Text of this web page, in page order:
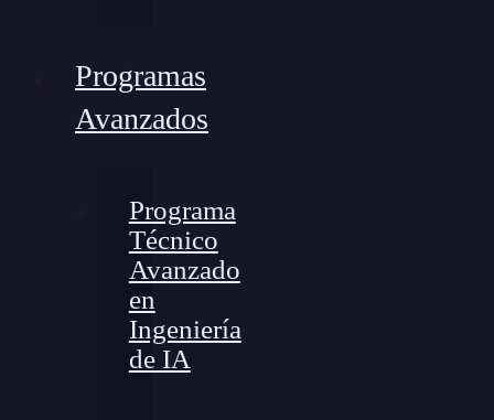
Programas
Avanzados
Programa
Técnico
Avanzado
en
Ingeniería
de IA